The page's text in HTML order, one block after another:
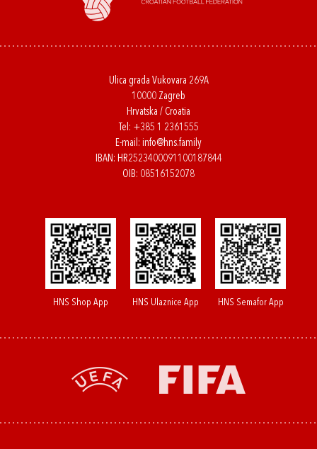
Ulica grada Vukovara 269A
10000 Zagreb
Hrvatska / Croatia
Tel: +385 1 2361555
E-mail: info@hns.family
IBAN: HR2523400091100187844
OIB: 08516152078
HNS Shop App HNS Ulaznice App HNS Semafor App